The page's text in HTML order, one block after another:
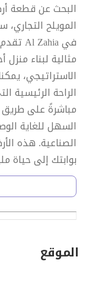
البحث عن قطعة
المويلح
مثالية لبناء
الاستراتيجي،
الراحة الرئيسية
مباشرةً على
السهل للغاية
الصناعية. هذه
بوابتك إلى حياة
الذي كنت تحلم
على حسب رغباتك
بالاستثمار، فإن
استثمارية قوية.
مجتمعًا نابضًا
الموقع